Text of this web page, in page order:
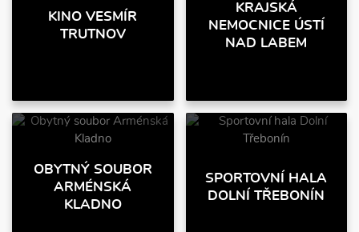
KINO VESMÍR
TRUTNOV
KRAJSKÁ
NEMOCNICE ÚSTÍ
NAD LABEM
OBYTNÝ SOUBOR
ARMÉNSKÁ
KLADNO
SPORTOVNÍ HALA
DOLNÍ TŘEBONÍN